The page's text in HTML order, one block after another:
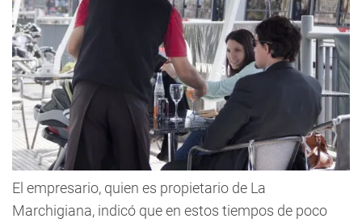
El empresario, quien es propietario de La
Marchigiana, indicó que en estos tiempos de poco